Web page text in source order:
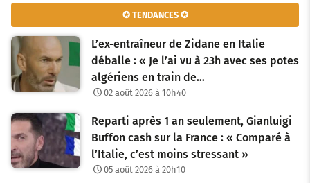
✪ TENDANCES ✪
L’ex-entraîneur de Zidane en Italie
déballe : « Je l’ai vu à 23h avec ses potes
algériens en train de…
02 août 2026 à 10h40
Reparti après 1 an seulement, Gianluigi
Buffon cash sur la France : « Comparé à
l’Italie, c’est moins stressant »
05 août 2026 à 20h10